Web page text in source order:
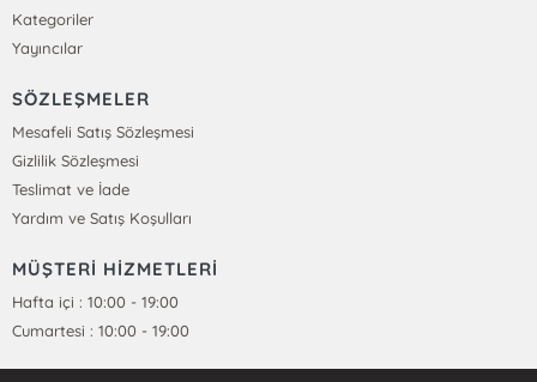
Kategoriler
Yayıncılar
SÖZLEŞMELER
Mesafeli Satış Sözleşmesi
Gizlilik Sözleşmesi
Teslimat ve İade
Yardım ve Satış Koşulları
MÜŞTERİ HİZMETLERİ
Hafta içi : 10:00 - 19:00
Cumartesi : 10:00 - 19:00